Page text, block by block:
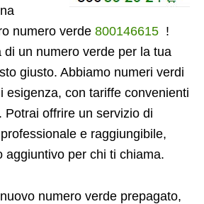
numero verde 800146615 !
di un numero verde per la tua
giusto. Abbiamo numeri verdi
esigenza, con tariffe convenienti
Potrai offrire un servizio di
e raggiungibile,
aggiuntivo per chi ti chiama.
numero verde prepagato,